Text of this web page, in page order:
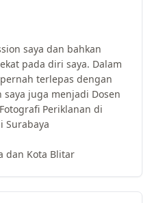
saya dan bahkan
pada diri saya. Dalam
terlepas dengan
juga menjadi Dosen
Periklanan di
Surabaya
dan Kota Blitar